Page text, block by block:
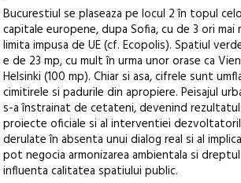
Bucurestiul se plaseaza pe locul 2 în topul
capitale europene, dupa Sofia, cu de 3 ori
limita impusa de UE (cf. Ecopolis). Spatiul
e de 23 mp, cu mult în urma unor orase ca
Helsinki (100 mp). Chiar si asa, cifrele sunt
cimitirele si padurile din apropiere. Peisajul
s-a înstrainat de cetateni, devenind
proiecte oficiale si al interventiei
derulate în absenta unui dialog real si al
pot negocia armonizarea ambientala si
influenta calitatea spatiului public.